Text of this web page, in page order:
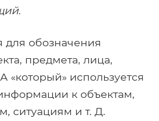
.
для обозначения
предмета, лица,
«который» используется
к объектам,
ситуациям и т. Д.